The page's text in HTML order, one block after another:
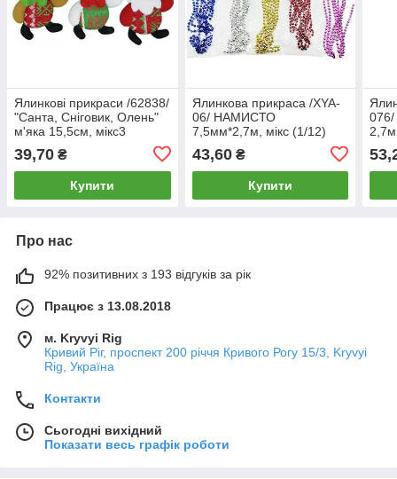
Ялинкові прикраси /62838/
"Санта, Сніговик, Олень"
м'яка 15,5см, мікс3
39,70 ₴
Купити
Ялинкова прикраса /XYA-
06/ НАМИСТО
7,5мм*2,7м, мікс (1/12)
43,60₴
Купити
Про нас
92% позитивних з 193 відгуків за рік
Працює з 13.08.2018
м. Kryvyi Rig
Кривий Ріг, проспект 200 річчя Кривого Рогу 15/3, Kryvyi
Rig, Україна
Контакти
Сьогодні вихідний
Показати весь графік роботи